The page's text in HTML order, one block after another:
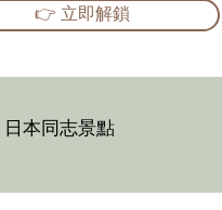
👉 立即解鎖
日本同志景點